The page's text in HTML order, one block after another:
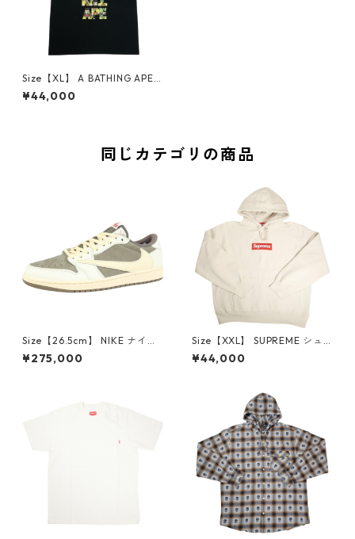
Size【XL】 A BATHING APE
ア ベイシング エイプ ×DRAG
ONBALL Z 20SS BABY MILO
¥44,000
同じカテゴリの商品
Size【26.5cm】 NIKE ナイキ
×Travis Scott AIR JORDAN 1
LOW Reverse Mocha DM786
¥275,000
Size【XXL】 SUPREME シュ
プリーム 24AW Box Logo Ho
oded Sweatshirt Stone ボッ
¥44,000